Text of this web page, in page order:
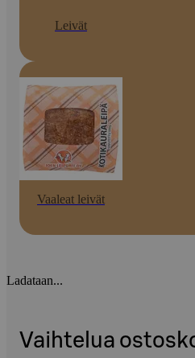
Leivät
Vaaleat leivät
Ladataan...
Vaihtelua